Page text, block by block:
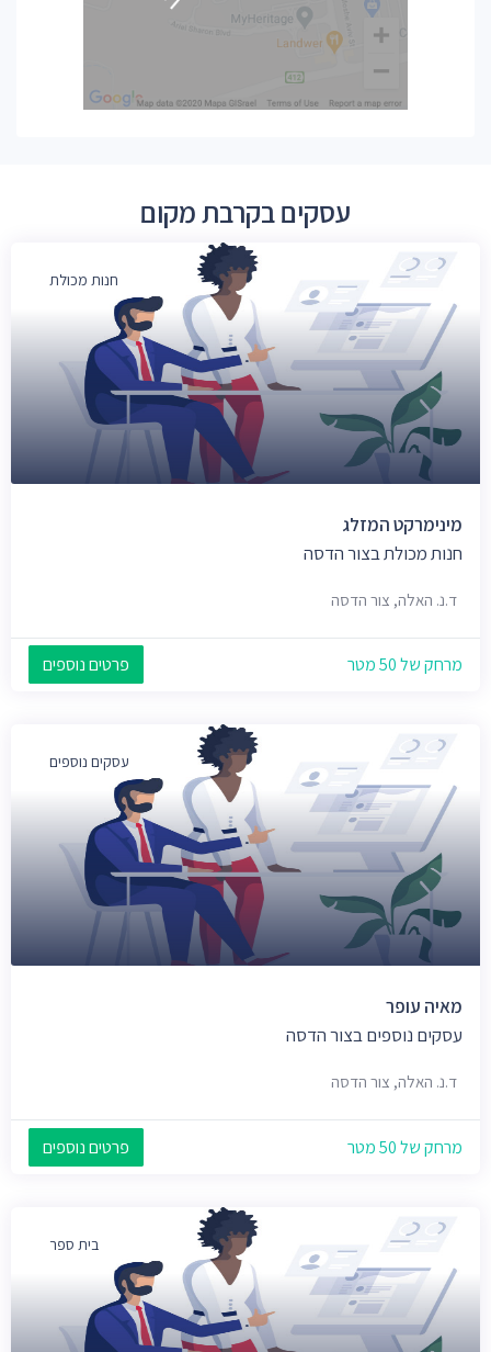
עסקים בקרבת מקום
חנות מכולת
מינימרקט המזלג
חנות מכולת בצור הדסה
ד.נ. האלה, צור הדסה
מרחק של 50 מטר פרטים נוספים
עסקים נוספים
מאיה עופר
עסקים נוספים בצור הדסה
ד.נ. האלה, צור הדסה
מרחק של 50 מטר פרטים נוספים
בית ספר